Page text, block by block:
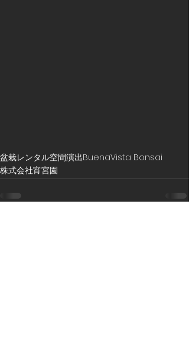
盆栽レンタル空間演出BuenaVista Bonsai
株式会社宵宮園